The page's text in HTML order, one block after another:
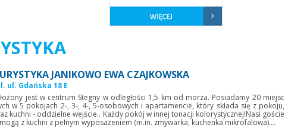
JANIKOWO EWA CZAJKOWSKA
ul. Gdańska 18 E
jest w centrum Stegny w odległości 1,5 km od morza. Posiadamy 20 miejsc
w 5 pokojach 2-, 3-, 4-, 5-osobowych i apartamencie, który składa się z pokoju,
kuchni - oddzielne wejście.. Każdy pokój w innej tonacji kolorystycznej!Nasi goście
z kuchni z pełnym wyposażeniem (m.in. zmywarka, kuchenka mikrofalowa)....